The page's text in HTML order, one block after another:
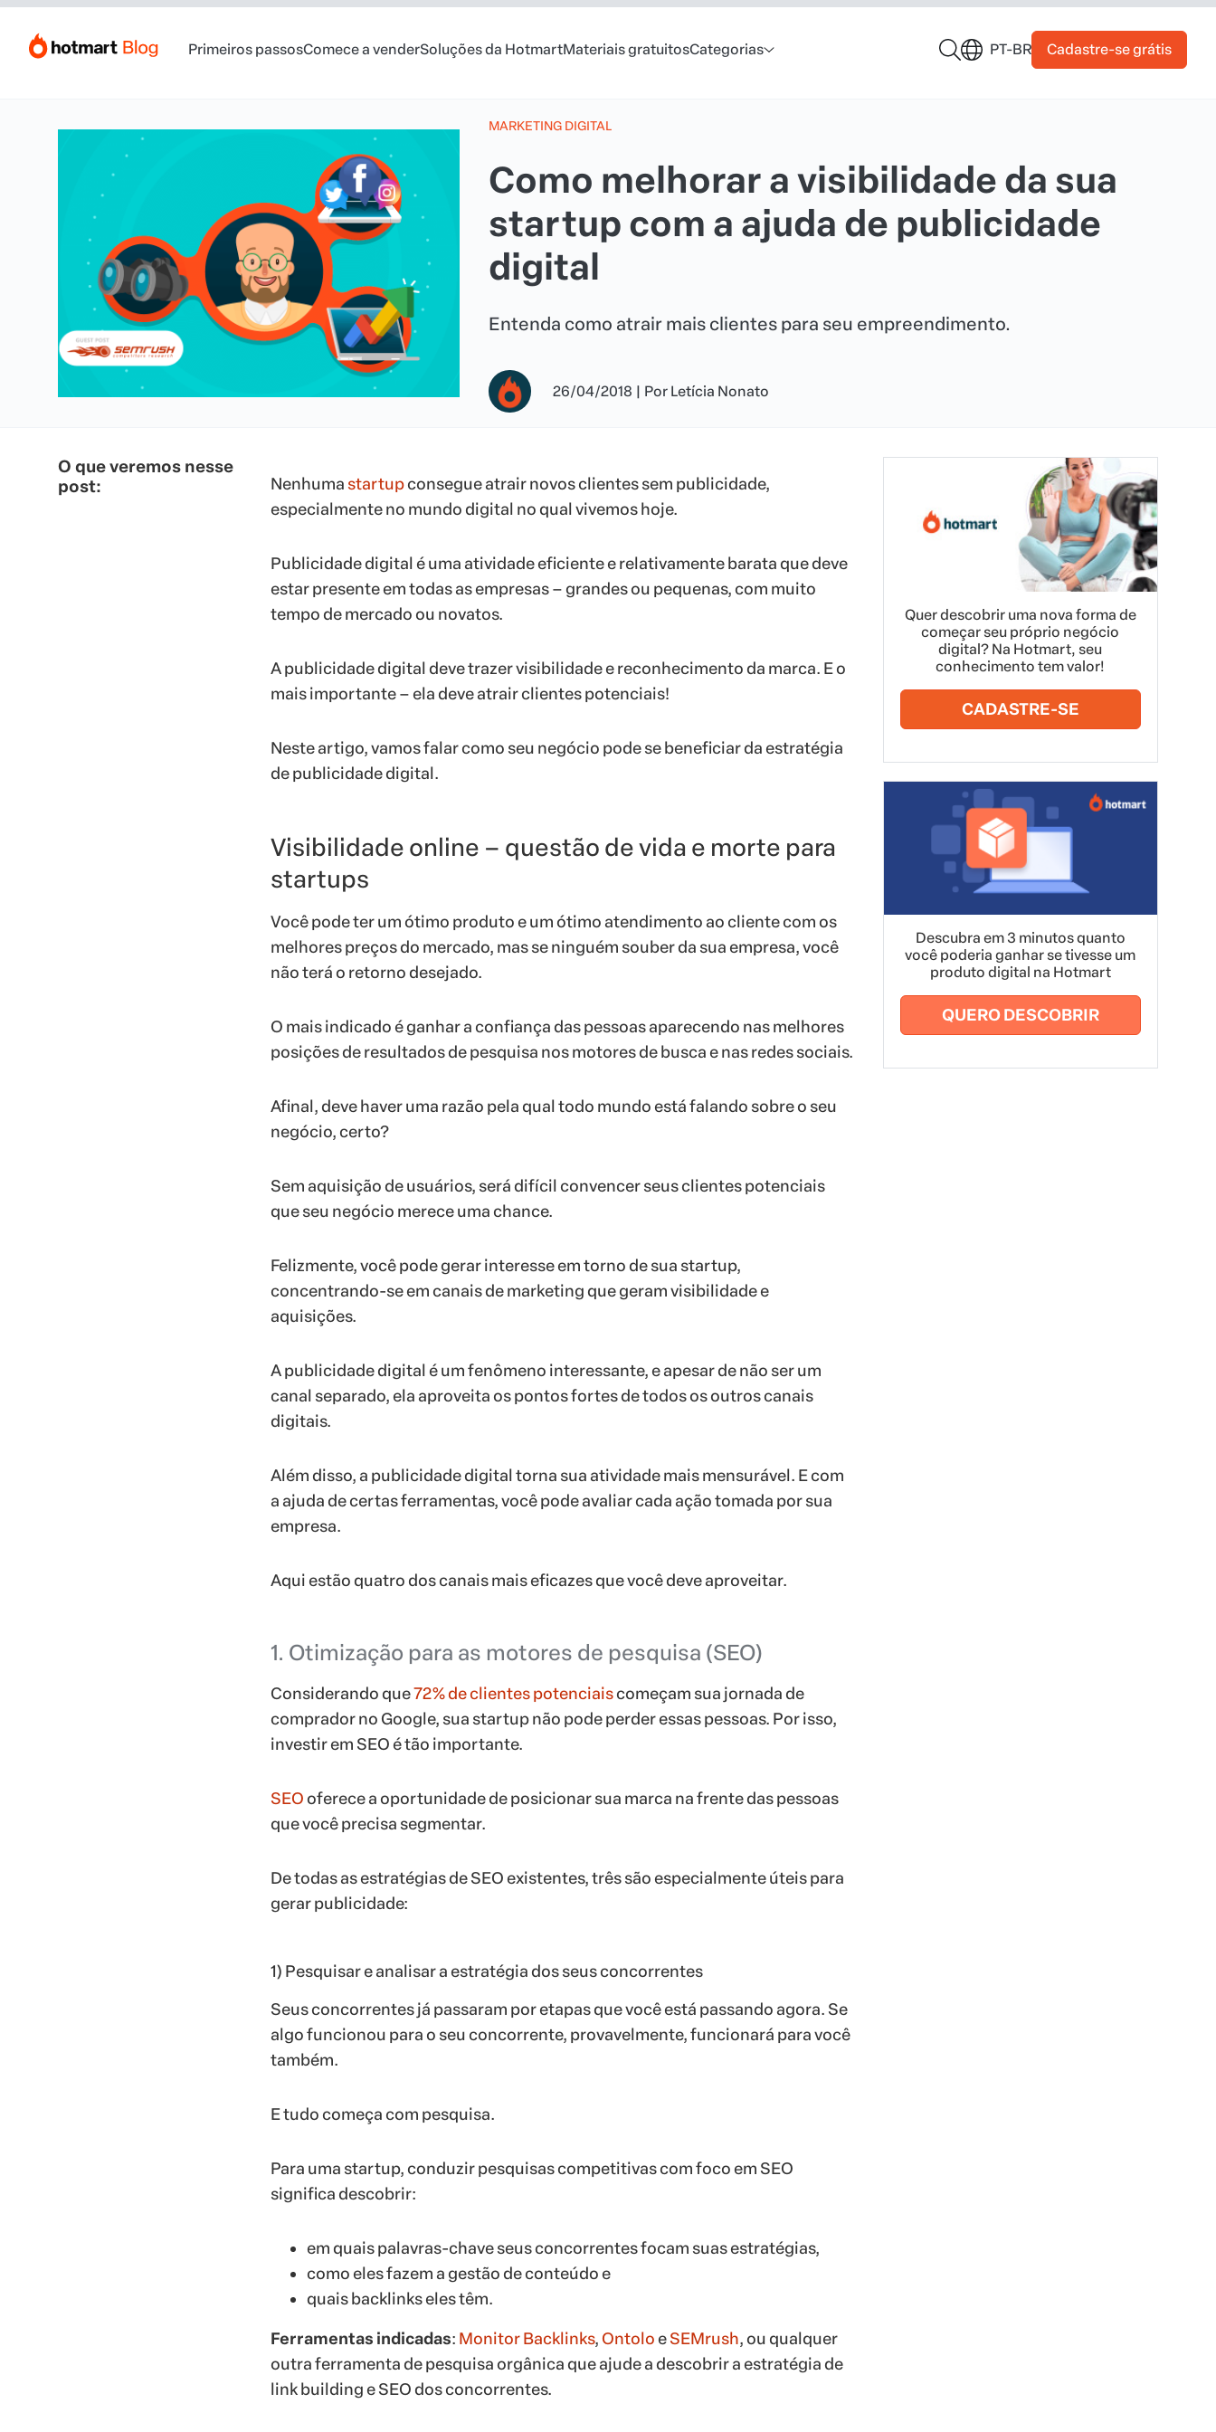
Primeiros passosComece a venderSoluções da HotmartMateriais gratuitosCategorias PT-BR Cadastre-se grátis
MARKETING DIGITAL
Como melhorar a visibilidade da sua
startup com a ajuda de publicidade
digital
Entenda como atrair mais clientes para seu empreendimento.
26/04/2018 | Por Letícia Nonato
O que veremos nesse
post:
Nenhumastartupconsegue atrair novos clientes sem publicidade,
especialmente no mundo digital no qual vivemos hoje.
Publicidade digital é uma atividade eficiente e relativamente barata que deve
estar presente em todas as empresas – grandes ou pequenas, com muito
tempo de mercado ou novatos.
A publicidade digital deve trazer visibilidade e reconhecimento da marca. E o
mais importante – ela deve atrair clientes potenciais!
Neste artigo, vamos falar como seu negócio pode se beneficiar da estratégia
de publicidade digital.
Visibilidade online – questão de vida e morte para
startups
Você pode ter um ótimo produto e um ótimo atendimento ao cliente com os
melhores preços do mercado, mas se ninguém souber da sua empresa, você
não terá o retorno desejado.
O mais indicado é ganhar a confiança das pessoas aparecendo nas melhores
posições de resultados de pesquisa nos motores de busca e nas redes sociais.
Afinal, deve haver uma razão pela qual todo mundo está falando sobre o seu
negócio, certo?
Sem aquisição de usuários, será difícil convencer seus clientes potenciais
que seu negócio merece uma chance.
Felizmente, você pode gerar interesse em torno de sua startup,
concentrando-se em canais de marketing que geram visibilidade e
aquisições.
A publicidade digital é um fenômeno interessante, e apesar de não ser um
canal separado, ela aproveita os pontos fortes de todos os outros canais
digitais.
Além disso, a publicidade digital torna sua atividade mais mensurável. E com
a ajuda de certas ferramentas, você pode avaliar cada ação tomada por sua
empresa.
Aqui estão quatro dos canais mais eficazes que você deve aproveitar.
1. Otimização para as motores de pesquisa (SEO)
Considerando que72% de clientes potenciaiscomeçam sua jornada de
comprador no Google, sua startup não pode perder essas pessoas. Por isso,
investir em SEO é tão importante.
SEOoferece a oportunidade de posicionar sua marca na frente das pessoas
que você precisa segmentar.
De todas as estratégias de SEO existentes, três são especialmente úteis para
gerar publicidade:
1) Pesquisar e analisar a estratégia dos seus concorrentes
Seus concorrentes já passaram por etapas que você está passando agora. Se
algo funcionou para o seu concorrente, provavelmente, funcionará para você
também.
E tudo começa com pesquisa.
Para uma startup, conduzir pesquisas competitivas com foco em SEO
significa descobrir:
em quais palavras-chave seus concorrentes focam suas estratégias,
como eles fazem a gestão de conteúdo e
quais backlinks eles têm.
Ferramentas indicadas: Monitor Backlinks,OntoloeSEMrush, ou qualquer
outra ferramenta de pesquisa orgânica que ajude a descobrir a estratégia de
link building e SEO dos concorrentes.
Quer descobrir uma nova forma de
começar seu próprio negócio
digital? Na Hotmart, seu
conhecimento tem valor!
CADASTRE-SE
Descubra em 3 minutos quanto
você poderia ganhar se tivesse um
produto digital na Hotmart
QUERO DESCOBRIR